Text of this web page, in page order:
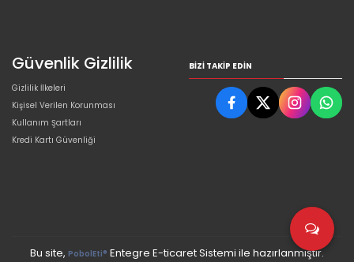
Güvenlik Gizlilik
Gizlilik İlkeleri
Kişisel Verilen Korunması
Kullanım Şartları
Kredi Kartı Güvenliği
BIZI TAKIP EDIN
Bu site, PobolEti® Entegre E-ticaret Sistemi ile hazırlanmıştır.